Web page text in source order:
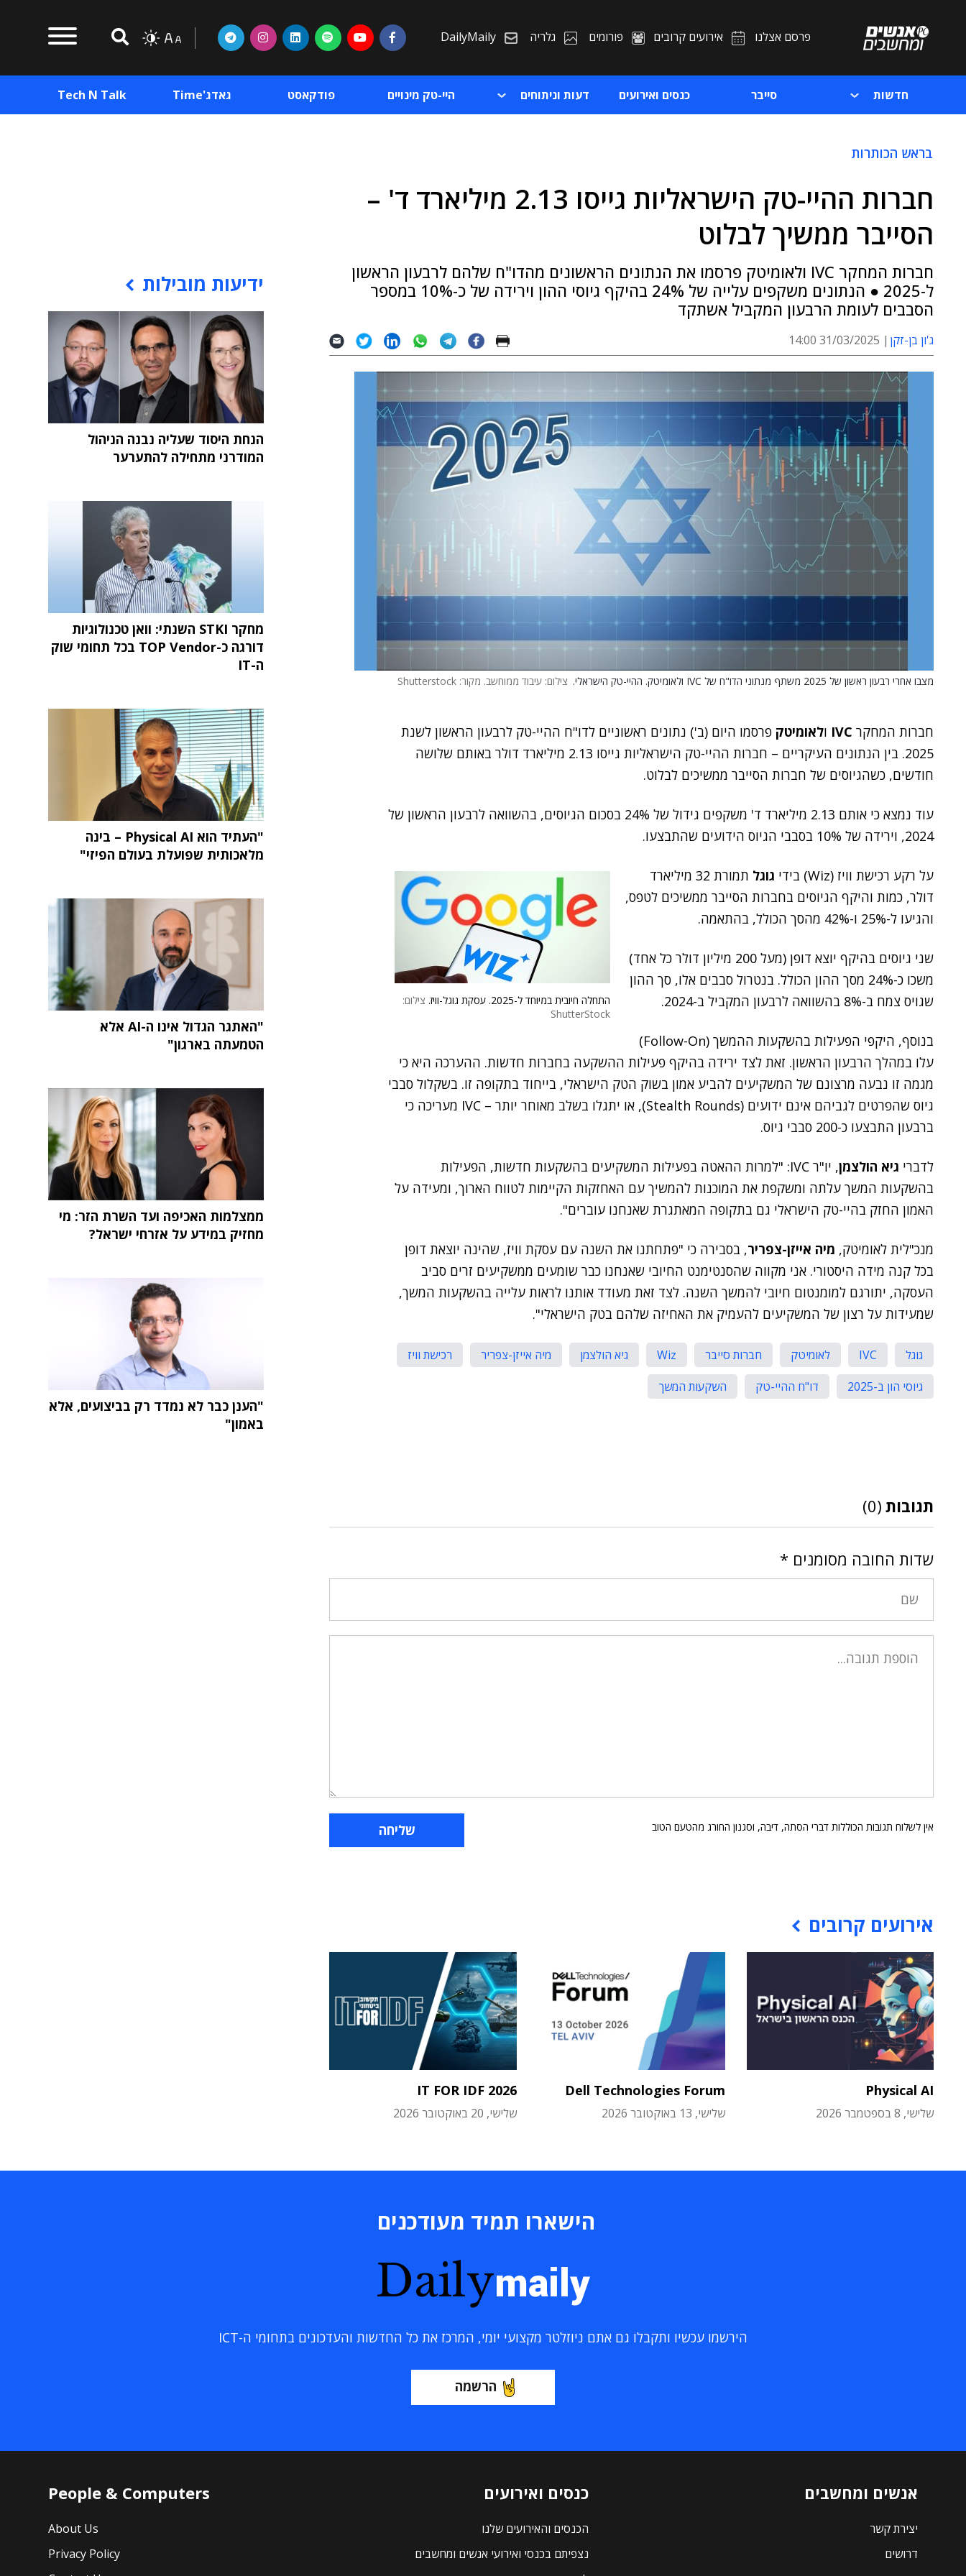
פרסם אצלנו אירועים קרובים פורומים גלריה DailyMaily
חדשות סייבר כנסים ואירועים דעות וניתוחים היי-טק מינויים פודקאסט גאדג'Time Tech N Talk
בראש הכותרות
חברות ההיי-טק הישראליות גייסו 2.13 מיליארד ד' –
הסייבר ממשיך לבלוט
חברות המחקר IVC ולאומיטק פרסמו את הנתונים הראשונים מהדו"ח שלהם לרבעון הראשון
ל-2025 ● הנתונים משקפים עלייה של 24% בהיקף גיוסי ההון וירידה של כ-10% במספר
הסבבים לעומת הרבעון המקביל אשתקד
ג'ון בן-זקן 31/03/2025 14:00
מצבו אחרי רבעון ראשון של 2025 משתף מנתוני הדו"ח של IVC ולאומיטק. ההיי-טק הישראלי. צילום: עיבוד ממוחשב. מקור: Shutterstock
חברות המחקר IVC ולאומיטק פרסמו היום (ב') נתונים ראשוניים לדו"ח ההיי-טק לרבעון הראשון לשנת
2025. בין הנתונים העיקריים – חברות ההיי-טק הישראליות גייסו 2.13 מיליארד דולר באותם שלושה
חודשים, כשהגיוסים של חברות הסייבר ממשיכים לבלוט.
עוד נמצא כי אותם 2.13 מיליארד ד' משקפים גידול של 24% בסכום הגיוסים, בהשוואה לרבעון הראשון של
2024, וירידה של 10% בסבבי הגיוס הידועים שהתבצעו.
התחלה חיובית במיוחד ל-2025. עסקת גוגל-וויז.
צילום:
ShutterStock
על רקע רכישת וויז (Wiz) בידי גוגל
תמורת 32 מיליארד
דולר, כמות והיקף הגיוסים בחברות הסייבר ממשיכים לטפס,
והגיעו ל-25% ו-42% מהסך הכולל, בהתאמה.
שני גיוסים בהיקף יוצא דופן (מעל 200 מיליון דולר כל אחד)
משכו כ-24% מסך ההון הכולל. בנטרול סבבים אלו, סך ההון
שגויס צמח ב-8% בהשוואה לרבעון המקביל ב-2024.
בנוסף, היקפי הפעילות בהשקעות ההמשך (Follow-On)
עלו במהלך הרבעון הראשון. זאת לצד ירידה בהיקף פעילות ההשקעה בחברות חדשות. ההערכה היא כי
מגמה זו נבעה מרצונם של המשקיעים להביע אמון בשוק הטק הישראלי, בייחוד בתקופה זו. בשקלול סבבי
גיוס שהפרטים לגביהם אינם ידועים (Stealth Rounds), או יתגלו בשלב מאוחר יותר – IVC מעריכה כי
ברבעון התבצעו כ-200 סבבי גיוס.
לדברי גיא הולצמן
, יו"ר IVC: "למרות ההאטה בפעילות המשקיעים בהשקעות חדשות, הפעילות
בהשקעות המשך עלתה ומשקפת את המוכנות להמשיך עם האחזקות הקיימות לטווח הארוך, ומעידה על
האמון החזק בהיי-טק הישראלי גם בתקופה המאתגרת שאנחנו עוברים".
מנכ"לית לאומיטק, מיה אייזן-צפריר, בסבירה כי "פתחתנו את השנה עם עסקת וויז, שהינה יוצאת דופן
בכל קנה מידה היסטורי. אני מקווה שהסנטימנט החיובי שאנחנו כבר שומעים ממשקיעים זרים סביב
העסקה, יתורגם למומנטום חיובי להמשך השנה. לצד זאת מעודד אותנו לראות עלייה בהשקעות המשך,
שמעידות על רצון של המשקיעים להעמיק את האחיזה שלהם בטק הישראלי".
גוגל IVC לאומיטק חברות סייבר Wiz גיא הולצמן מיה אייזן-צפריר
רכישת וויז
גיוסי הון ב-2025
דו"ח ההיי-טק השקעות המשך
תגובות (0)
שדות החובה מסומנים *
אין לשלוח תגובות הכוללות דברי הסתה, דיבה, וסגנון החורג מהטעם הטוב
אירועים קרובים
Physical AI
שלישי, 8 בספטמבר 2026
Dell Technologies Forum
שלישי, 13 באוקטובר 2026
IT FOR IDF 2026
שלישי, 20 באוקטובר 2026
ידיעות מובילות
הנחת היסוד שעליה נבנה הניהול
המודרני מתחילה להתערער
מחקר STKI השנתי: וואן טכנולוגיות
דורגה כ-TOP Vendor בכל תחומי שוק
ה-IT
"העתיד הוא Physical AI – בינה
מלאכותית שפועלת בעולם הפיזי"
"האתגר הגדול אינו ה-AI אלא
הטמעתה בארגון"
ממצלמות האכיפה ועד השרת הזר: מי
מחזיק במידע על אזרחי ישראל?
"הענן כבר לא נמדד רק בביצועים, אלא
באמון"
הישארו תמיד מעודכנים
Dailymaily
הירשמו עכשיו ותקבלו גם אתם ניוזלטר מקצועי יומי, המרכז את כל החדשות והעדכונים בתחומי ה-ICT
הרשמה
אנשים ומחשבים
יצירת קשר
דרושים
כנסים ואירועים
הכנסים והאירועים שלנו
נצפיתם בכנסי ואירועי אנשים ומחשבים
People & Computers
About Us
Privacy Policy